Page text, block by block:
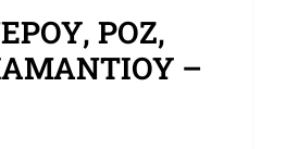
ΡΟΖ,
–